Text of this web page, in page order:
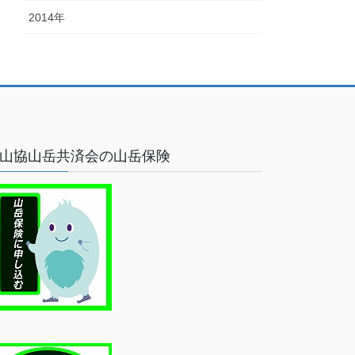
2014年
協山岳共済会の山岳保険